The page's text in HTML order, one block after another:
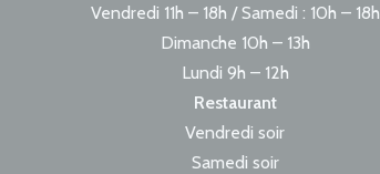
Vendredi 11h – 18h / Samedi : 10h – 18h
Dimanche 10h – 13h
Lundi 9h – 12h
Restaurant
Vendredi soir
Samedi soir